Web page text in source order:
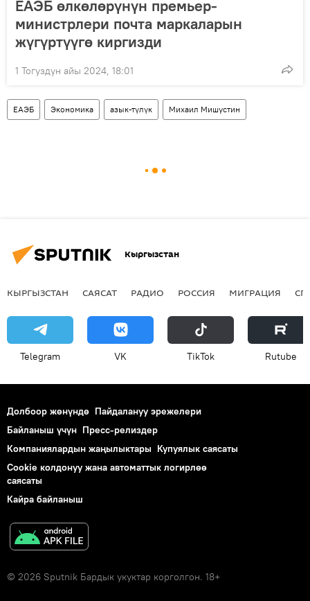
ЕАЭБ өлкөлөрүнүн премьер-
министрлери почта маркаларын
жүгүртүүгө киргизди
1 Тогуздун айы 2024, 18:01
ЕАЭБ Экономика азык-түлүк Михаил Мишустин
Кыргызстан
КЫРГЫЗСТАН САЯСАТ РАДИО РОССИЯ МИГРАЦИЯ
Telegram VK ТikТоk Rutube
Долбоор жөнүндө Пайдалануу эрежелери
Байланыш үчүн Пресс-релиздер
Компаниялардын жаңылыктары Купуялык саясаты
Cookie колдонуу жана автоматтык логирлөө
саясаты
Кайра байланыш
© 2026 Sputnik Бардык укуктар корголгон. 18+